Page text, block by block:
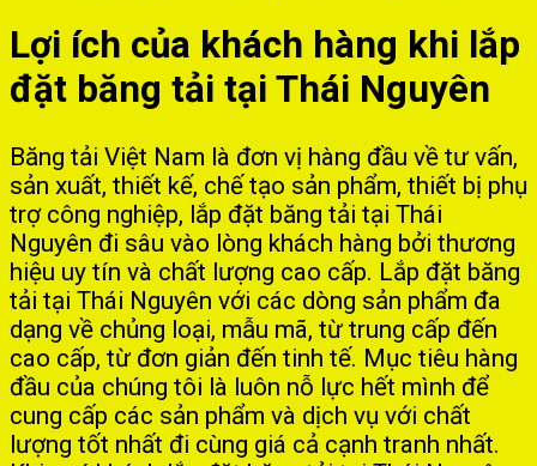
Lợi ích của khách hàng khi lắp
đặt băng tải tại Thái Nguyên
Băng tải Việt Nam là đơn vị hàng đầu về tư vấn,
sản xuất, thiết kế, chế tạo sản phẩm, thiết bị phụ
trợ công nghiệp, lắp đặt băng tải tại Thái
Nguyên đi sâu vào lòng khách hàng bởi thương
hiệu uy tín và chất lượng cao cấp. Lắp đặt băng
tải tại Thái Nguyên với các dòng sản phẩm đa
dạng về chủng loại, mẫu mã, từ trung cấp đến
cao cấp, từ đơn giản đến tinh tế. Mục tiêu hàng
đầu của chúng tôi là luôn nỗ lực hết mình để
cung cấp các sản phẩm và dịch vụ với chất
lượng tốt nhất đi cùng giá cả cạnh tranh nhất.